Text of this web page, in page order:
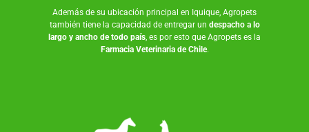
Además de su ubicación principal en Iquique, Agropets
también tiene la capacidad de entregar un despacho a lo
largo y ancho de todo país , es por esto que Agropets es la
Farmacia Veterinaria de Chile.